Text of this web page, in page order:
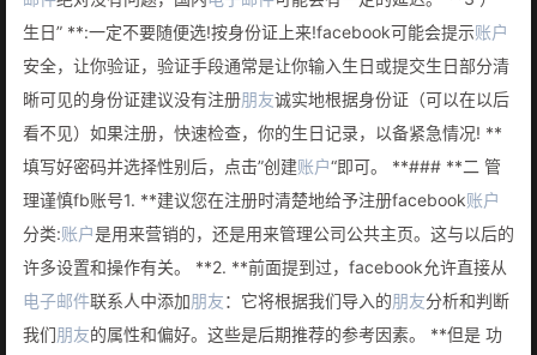
生日” **:一定不要随便选!按身份证上来!facebook可能会提示账户
安全，让你验证，验证手段通常是让你输入生日或提交生日部分清
晰可见的身份证建议没有注册朋友诚实地根据身份证（可以在以后
看不见）如果注册，快速检查，你的生日记录，以备紧急情况! **
填写好密码并选择性别后，点击”创建账户“即可。 **### **二 管
理谨慎fb账号1. **建议您在注册时清楚地给予注册facebook账户
分类:账户是用来营销的，还是用来管理公司公共主页。这与以后的
许多设置和操作有关。 **2. **前面提到过，facebook允许直接从
电子邮件联系人中添加朋友：它将根据我们导入的朋友分析和判断
我们朋友的属性和偏好。这些是后期推荐的参考因素。 **但是 功